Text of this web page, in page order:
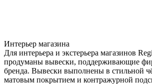
Интерьер магазина
Для интерьера и экстерьера магазинов
продуманы вывески, поддерживающие
бренда. Вывески выполнены в стильной
матовым покрытием и контражурной